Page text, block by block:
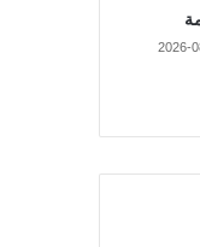
2026-